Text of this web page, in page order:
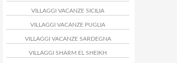
VILLAGGI VACANZE SICILIA
VILLAGGI VACANZE PUGLIA
VILLAGGI VACANZE SARDEGNA
VILLAGGI SHARM EL SHEIKH